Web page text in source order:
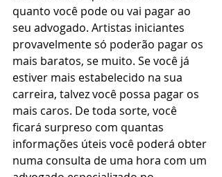
quanto você pode ou vai pagar ao
seu advogado. Artistas iniciantes
provavelmente só poderão pagar os
mais baratos, se muito. Se você já
estiver mais estabelecido na sua
carreira, talvez você possa pagar os
mais caros. De toda sorte, você
ficará surpreso com quantas
informações úteis você poderá obter
numa consulta de uma hora com um